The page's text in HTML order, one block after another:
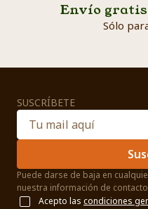
Envío
Sólo
SUSCRÍBETE
Puede darse de baja en
nuestra información de
Acepto las condiciones